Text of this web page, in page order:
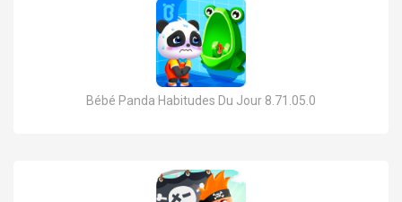
Bébé Panda Habitudes Du Jour 8.71.05.0